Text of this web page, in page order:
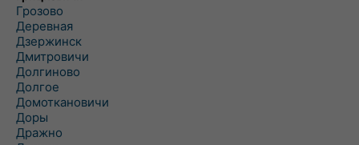
Грозово
Деревная
Дзержинск
Дмитровичи
Долгиново
Долгое
Домоткановичи
Доры
Дражно